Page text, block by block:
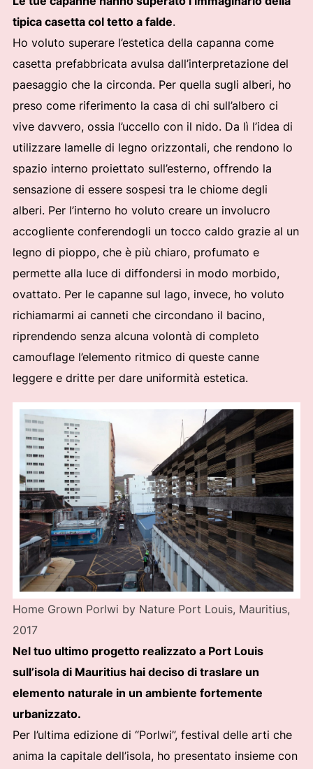
tipica casetta col tetto a falde.
Ho voluto superare l’estetica della capanna come
casetta prefabbricata avulsa dall’interpretazione del
paesaggio che la circonda. Per quella sugli alberi, ho
preso come riferimento la casa di chi sull’albero ci
vive davvero, ossia l’uccello con il nido. Da lì l’idea di
utilizzare lamelle di legno orizzontali, che rendono lo
spazio interno proiettato sull’esterno, offrendo la
sensazione di essere sospesi tra le chiome degli
alberi. Per l’interno ho voluto creare un involucro
accogliente conferendogli un tocco caldo grazie al un
legno di pioppo, che è più chiaro, profumato e
permette alla luce di diffondersi in modo morbido,
ovattato. Per le capanne sul lago, invece, ho voluto
richiamarmi ai canneti che circondano il bacino,
riprendendo senza alcuna volontà di completo
camouflage l’elemento ritmico di queste canne
leggere e dritte per dare uniformità estetica.
Home Grown Porlwi by Nature Port Louis, Mauritius,
2017
Nel tuo ultimo progetto realizzato a Port Louis
sull’isola di Mauritius hai deciso di traslare un
elemento naturale in un ambiente fortemente
urbanizzato.
Per l’ultima edizione di “Porlwi”, festival delle arti che
anima la capitale dell’isola, ho presentato insieme con